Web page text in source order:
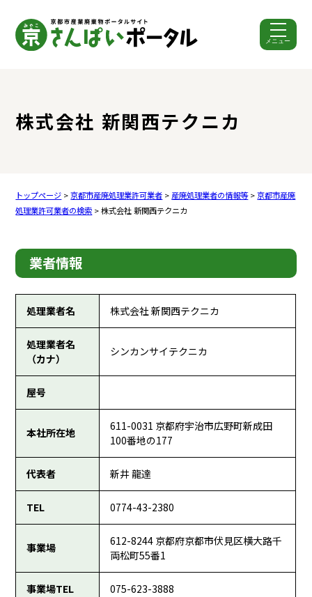
メニュー
株式会社 新関西テクニカ
トップページ >京都市産廃処理業許可業者 > 産廃処理業者の情報等>京都市産廃
処理業許可業者の検索 > 株式会社 新関西テクニカ
業者情報
処理業者名 株式会社 新関西テクニカ
処理業者名
（カナ）
シンカンサイテクニカ
屋号
本社所在地
611-0031 京都府宇治市広野町新成田
100番地の177
代表者 新井 龍達
TEL 0774-43-2380
事業場
612-8244 京都府京都市伏見区横大路千
両松町55番1
事業場TEL 075-623-3888